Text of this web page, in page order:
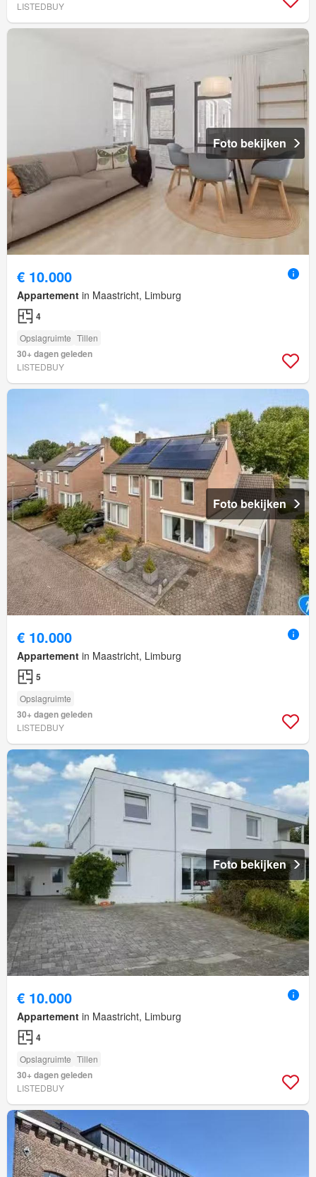
LISTEDBUY
Foto bekijken
€ 10.000
Appartement in Maastricht, Limburg
4
Opslagruimte Tillen
30+ dagen geleden
LISTEDBUY
Foto bekijken
€ 10.000
Appartement in Maastricht, Limburg
5
Opslagruimte
30+ dagen geleden
LISTEDBUY
Foto bekijken
€ 10.000
Appartement in Maastricht, Limburg
4
Opslagruimte Tillen
30+ dagen geleden
LISTEDBUY